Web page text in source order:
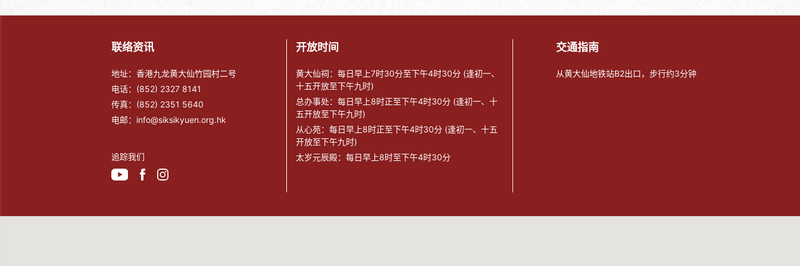
联络资讯
地址：香港九龙黄大仙竹园村二号
电话： (852) 2327 8141
传真： (852) 2351 5640
电邮： info@siksikyuen.org.hk
追踪我们
开放时间
黄大仙祠：每日早上7时30分至下午4时30分 (逢初一、
十五开放至下午九时)
总办事处：每日早上8时正至下午4时30分 (逢初一、十
五开放至下午九时)
从心苑：每日早上8时正至下午4时30分 (逢初一、十五
开放至下午九时)
太岁元辰殿：每日早上8时至下午4时30分
交通指南
从黄大仙地铁站B2出口，步行约3分钟